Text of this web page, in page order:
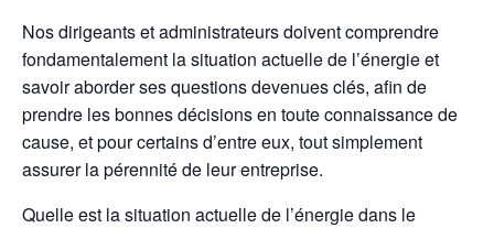
Nos dirigeants et administrateurs doivent comprendre
fondamentalement la situation actuelle de l’énergie et
savoir aborder ses questions devenues clés, afin de
prendre les bonnes décisions en toute connaissance de
cause, et pour certains d’entre eux, tout simplement
assurer la pérennité de leur entreprise.
Quelle est la situation actuelle de l’énergie dans le